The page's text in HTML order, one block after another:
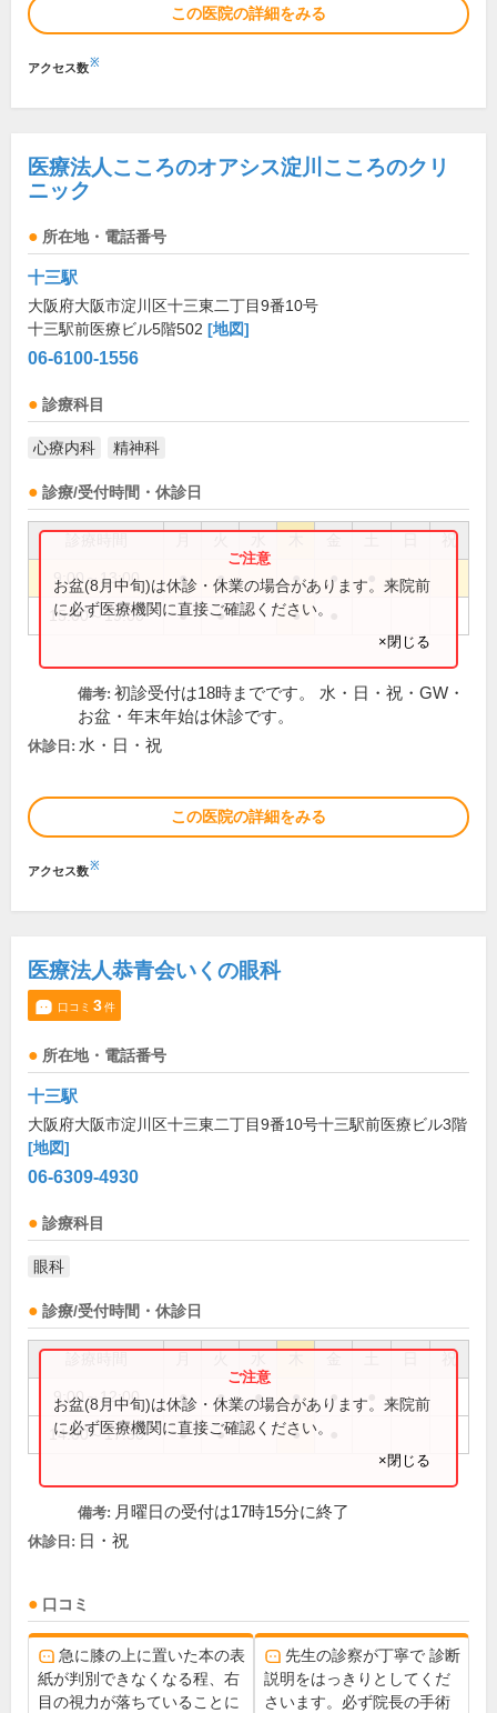
この医院の詳細をみる
アクセス数※
医療法人こころのオアシス淀川こころのクリ
ニック
所在地・電話番号
十三駅
大阪府大阪市淀川区十三東二丁目9番10号
十三駅前医療ビル5階502 [地図]
06-6100-1556
診療科目
心療内科 精神科
診療/受付時間・休診日
祝
9:00～13:00 ● ● ● ●
15:00～19:00 ● ● ●
お盆(8月中旬)は休診・休業の場合があります。来院前
に必ず医療機関に直接ご確認ください。
×閉じる
備考: 初診受付は18時までです。 水・日・祝・GW・
お盆・年末年始は休診です。
休診日: 水・日・祝
この医院の詳細をみる
アクセス数※
医療法人恭青会いくの眼科
口コミ 3件
所在地・電話番号
十三駅
大阪府大阪市淀川区十三東二丁目9番10号十三駅前医療ビル3階
[地図]
06-6309-4930
診療科目
眼科
診療/受付時間・休診日
祝
9:00～12:00 ● ● ● ● ●
14:00～17:30 ● ● ●
お盆(8月中旬)は休診・休業の場合があります。来院前
に必ず医療機関に直接ご確認ください。
×閉じる
備考: 月曜日の受付は17時15分に終了
休診日: 日・祝
口コミ
急に膝の上に置いた本の表
紙が判別できなくなる程、右
目の視力が落ちていることに
先生の診察が丁寧で 診断
説明をはっきりとしてくだ
さいます。必ず院長の手術